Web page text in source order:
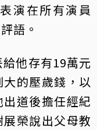
演在所有演員
語。
他存有19萬元
的壓歲錢，以
道後擔任經紀
榮說出父母教